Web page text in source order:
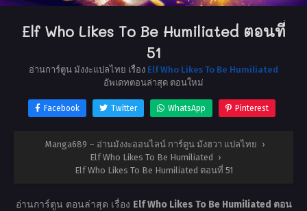
Elf Who Likes To Be Humiliated ตอนที่
51
อ่านการ์ตูน มังงะแปลไทย เรื่อง Elf Who Likes To Be Humiliated
อัพเดทตอนล่าสุด ตอนใหม่
Facebook Twitter WhatsApp Pinterest
Manga689 – อ่านมังงะออนไลน์ การ์ตูน มังฮวา แปลไทย ›
Elf Who Likes To Be Humiliated ›
Elf Who Likes To Be Humiliated ตอนที่ 51
อ่านการ์ตูน ตอนล่าสุด เรื่อง Elf Who Likes To Be Humiliated ตอน